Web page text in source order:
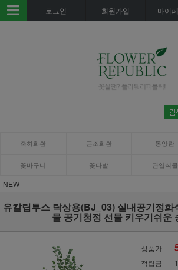
로그인 회원가입 마이
축하화환 근조화환 동양란
꽃바구니 꽃다발 관엽식물
NEW
유칼립투스 탁상용(BJ_03) 실내공기정화
물 공기청정 선물 키우기쉬운
상품가
적립금